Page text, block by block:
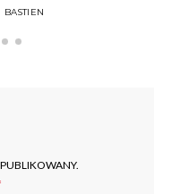
BASTIEN